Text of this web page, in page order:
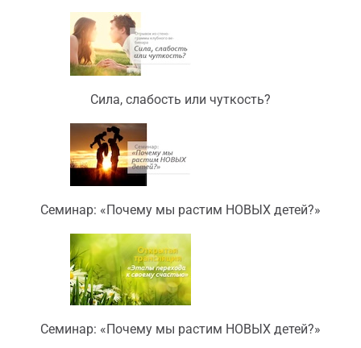
Сила, слабость или чуткость?
Семинар: «Почему мы растим НОВЫХ детей?»
Семинар: «Почему мы растим НОВЫХ детей?»